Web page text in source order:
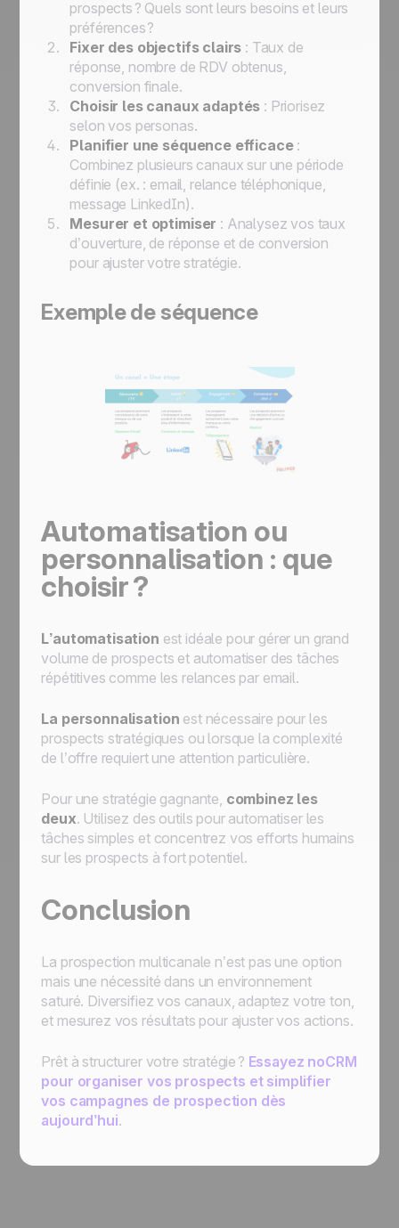
prospects ? Quels sont leurs besoins et leurs
préférences ?
Fixer des objectifs clairs : Taux de
réponse, nombre de RDV obtenus,
conversion finale.
Choisir les canaux adaptés : Priorisez
selon vos personas.
Planifier une séquence efficace:
Combinez plusieurs canaux sur une période
définie (ex. : email, relance téléphonique,
message LinkedIn).
Mesurer et optimiser : Analysez vos taux
d’ouverture, de réponse et de conversion
pour ajuster votre stratégie.
Exemple de séquence
Automatisation ou
personnalisation : que
choisir ?
L’automatisation est idéale pour gérer un grand
volume de prospects et automatiser des tâches
répétitives comme les relances par email.
La personnalisation est nécessaire pour les
prospects stratégiques ou lorsque la complexité
de l’offre requiert une attention particulière.
Pour une stratégie gagnante, combinez les
deux. Utilisez des outils pour automatiser les
tâches simples et concentrez vos efforts humains
sur les prospects à fort potentiel.
Conclusion
La prospection multicanale n’est pas une option
mais une nécessité dans un environnement
saturé. Diversifiez vos canaux, adaptez votre ton,
et mesurez vos résultats pour ajuster vos actions.
Prêt à structurer votre stratégie ? Essayez noCRM
pour organiser vos prospects et simplifier
vos campagnes de prospection dès
aujourd’hui.